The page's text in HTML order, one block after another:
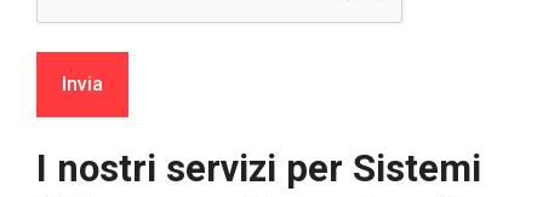
I nostri servizi per Sistemi